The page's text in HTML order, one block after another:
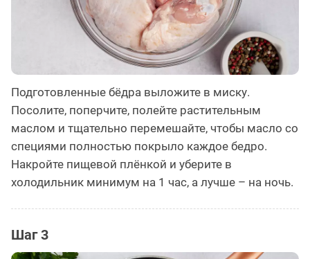
Подготовленные бёдра выложите в миску.
Посолите, поперчите, полейте растительным
маслом и тщательно перемешайте, чтобы масло со
специями полностью покрыло каждое бедро.
Накройте пищевой плёнкой и уберите в
холодильник минимум на 1 час, а лучше – на ночь.
Шаг 3